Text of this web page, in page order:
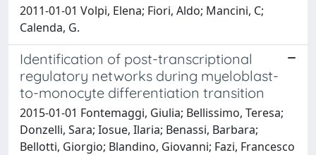
2011-01-01 Volpi, Elena; Fiori, Aldo; Mancini, C;
Calenda, G.
Identification of post-transcriptional
regulatory networks during myeloblast-
to-monocyte differentiation transition
2015-01-01 Fontemaggi, Giulia; Bellissimo, Teresa;
Donzelli, Sara; Iosue, Ilaria; Benassi, Barbara;
Bellotti, Giorgio; Blandino, Giovanni; Fazi, Francesco